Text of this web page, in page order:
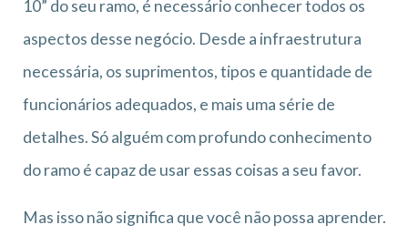
10” do seu ramo, é necessário conhecer todos os
aspectos desse negócio. Desde a infraestrutura
necessária, os suprimentos, tipos e quantidade de
funcionários adequados, e mais uma série de
detalhes. Só alguém com profundo conhecimento
do ramo é capaz de usar essas coisas a seu favor.
Mas isso não significa que você não possa aprender.